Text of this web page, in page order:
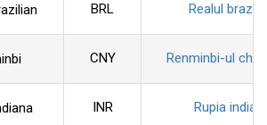
BRL Realul
CNY Renminbi-ul
INR Rupia